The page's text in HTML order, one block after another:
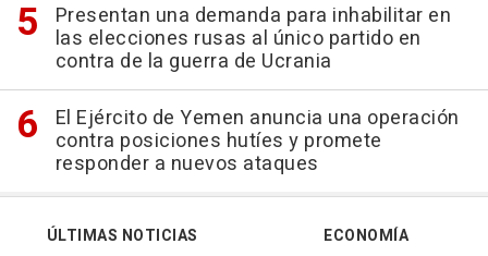
Presentan una demanda para inhabilitar en
las elecciones rusas al único partido en
contra de la guerra de Ucrania
El Ejército de Yemen anuncia una operación
contra posiciones hutíes y promete
responder a nuevos ataques
ÚLTIMAS NOTICIAS
ECONOMÍA